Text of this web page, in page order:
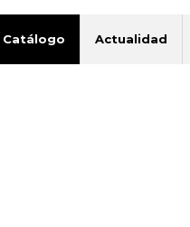
Catálogo Actualidad